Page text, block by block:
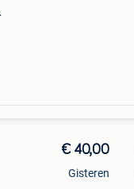
€ 40,00
Gisteren